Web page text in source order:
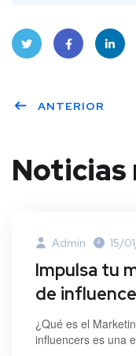
er book dIn
ANTERIOR
Noticias
Admin 15/
Impulsa tu
de
¿Qué es el
influencers es una